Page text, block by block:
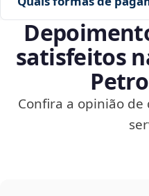
satisfeitos
Confira a opinião